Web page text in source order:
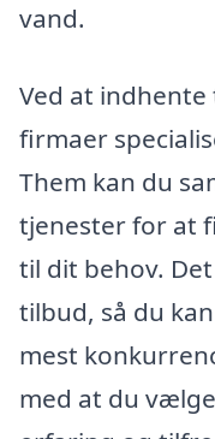
vand.
Ved at
firmaer
Them kan du
tjenester for at
til dit behov.
tilbud, så du
mest
med at du